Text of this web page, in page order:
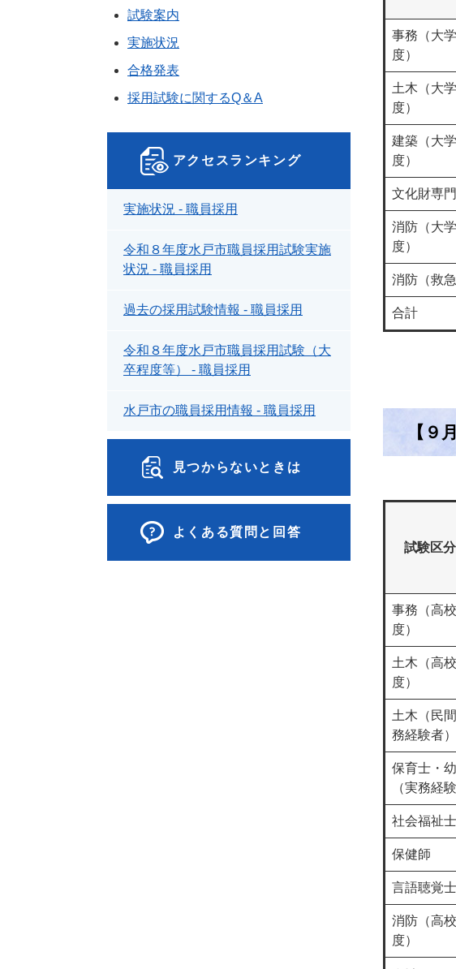
事務（大
度）
土木（大
度）
建築（大
度）
文化財専
消防（大
度）
消防（救
合計
【９
試験区分
事務（高
度）
土木（高
度）
土木（民
務経験者）
保育士・
（実務経
社会福祉士
保健師
言語聴覚士
消防（高
度）
試験案内
実施状況
合格発表
採用試験に関するQ＆A
アクセスランキング
実施状況 - 職員採用
令和８年度水戸市職員採用試験実施
状況 - 職員採用
過去の採用試験情報 - 職員採用
令和８年度水戸市職員採用試験（大
卒程度等） - 職員採用
水戸市の職員採用情報 - 職員採用
見つからないときは
よくある質問と回答